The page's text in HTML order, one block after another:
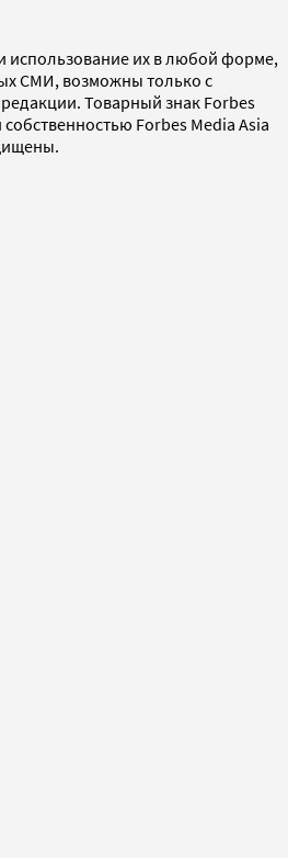
использование их в любой форме,
СМИ, возможны только с
Товарный знак Forbes
Forbes Media Asia